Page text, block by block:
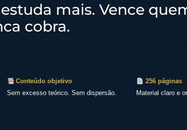
mais. Vence
cobra.
Conteúdo objetivo
Sem excesso teórico. Sem dispersão.
256 páginas
Material claro e